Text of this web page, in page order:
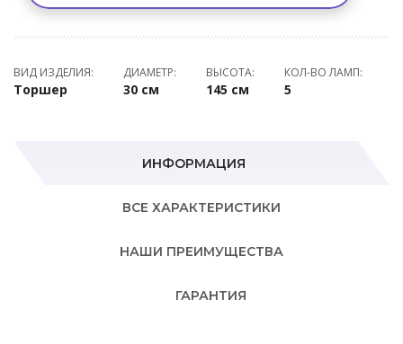
ВИД ИЗДЕЛИЯ:
Торшер
ДИАМЕТР:
30 см
ВЫСОТА:
145 см
КОЛ-ВО ЛАМП:
5
ИНФОРМАЦИЯ
ВСЕ ХАРАКТЕРИСТИКИ
НАШИ ПРЕИМУЩЕСТВА
ГАРАНТИЯ